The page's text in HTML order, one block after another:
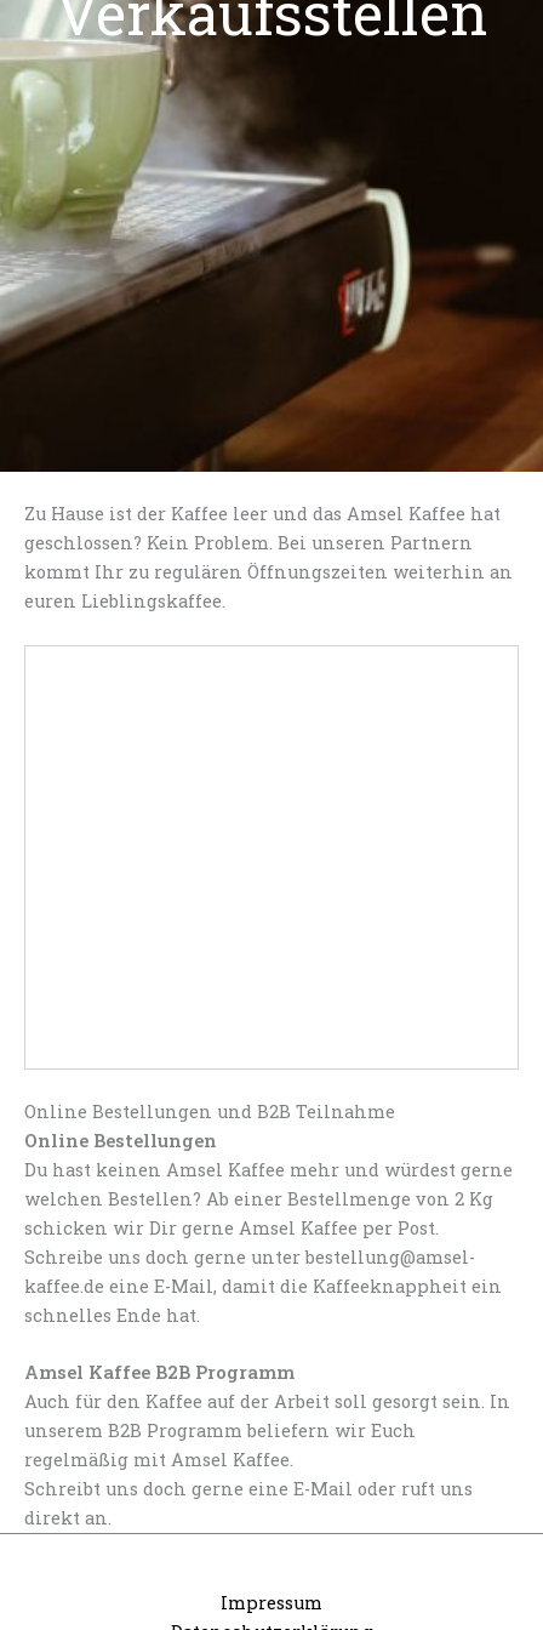
Zu Hause ist der Kaffee leer und das Amsel Kaffee hat
geschlossen? Kein Problem. Bei unseren Partnern
kommt Ihr zu regulären Öffnungszeiten weiterhin an
euren Lieblingskaffee.
Online Bestellungen und B2B Teilnahme
Online Bestellungen
Du hast keinen Amsel Kaffee mehr und würdest gerne
welchen Bestellen? Ab einer Bestellmenge von 2 Kg
schicken wir Dir gerne Amsel Kaffee per Post.
Schreibe uns doch gerne unter bestellung@amsel-
kaffee.de eine E-Mail, damit die Kaffeeknappheit ein
schnelles Ende hat.
Amsel Kaffee B2B Programm
Auch für den Kaffee auf der Arbeit soll gesorgt sein. In
unserem B2B Programm beliefern wir Euch
regelmäßig mit Amsel Kaffee.
Schreibt uns doch gerne eine E-Mail oder ruft uns
direkt an.
Impressum